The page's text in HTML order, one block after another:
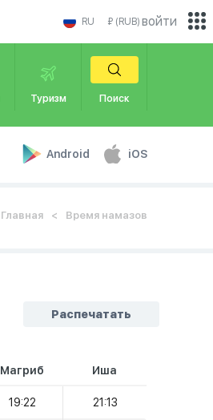
RU ₽ (RUB)
Туризм Поиск
Android iOS
войти
Главная Время намазов
Распечатать
Магриб Иша
19:22 21:13